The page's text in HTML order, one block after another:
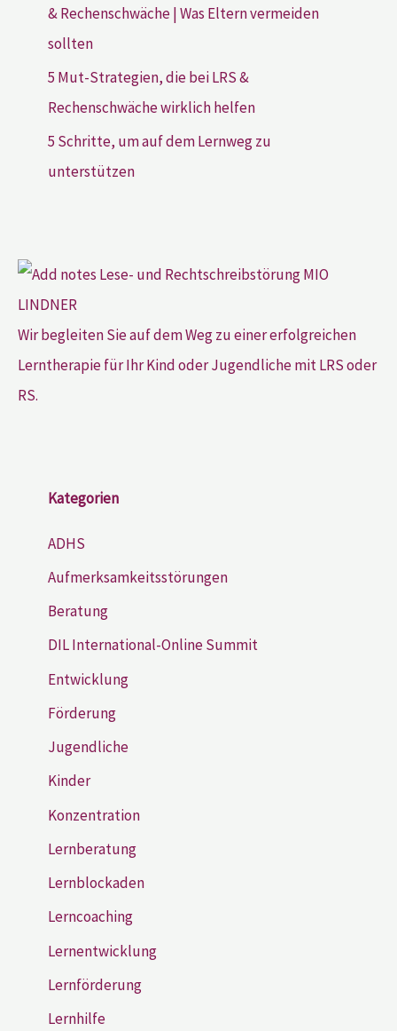
& Rechenschwäche | Was Eltern vermeiden
sollten
5 Mut-Strategien, die bei LRS &
Rechenschwäche wirklich helfen
5 Schritte, um auf dem Lernweg zu
unterstützen
Wir begleiten Sie auf dem Weg zu einer erfolgreichen
Lerntherapie für Ihr Kind oder Jugendliche mit LRS oder
RS.
Kategorien
ADHS
Aufmerksamkeitsstörungen
Beratung
DIL International-Online Summit
Entwicklung
Förderung
Jugendliche
Kinder
Konzentration
Lernberatung
Lernblockaden
Lerncoaching
Lernentwicklung
Lernförderung
Lernhilfe